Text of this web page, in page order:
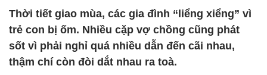
Thời tiết giao mùa, các gia đình “liểng xiểng” vì
trẻ con bị ốm. Nhiều cặp vợ chồng cũng phát
sốt vì phải nghỉ quá nhiều dẫn đến cãi nhau,
thậm chí còn đòi dắt nhau ra toà.